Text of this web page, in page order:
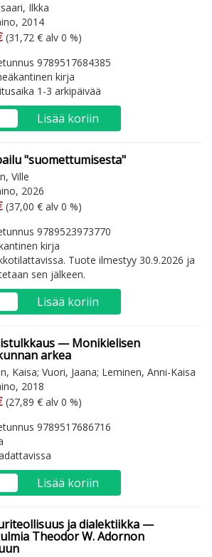
Ilkka
2014
hinta
Arvonlisäveroton hinta
(31,72 € alv 0 %)
9789517684385
kirja
1-3 arkipäivää
Lisää koriin
"suomettumisesta"
Ville
2026
hinta
Arvonlisäveroton hinta
(37,00 € alv 0 %)
9789523973770
kirja
Tuote ilmestyy 30.9.2026 ja
sen jälkeen.
Lisää koriin
— Monikielisen
arkea
Kaisa; Vuori, Jaana; Leminen, Anni-Kaisa
2018
hinta
Arvonlisäveroton hinta
(27,89 € alv 0 %)
9789517686716
Lisää koriin
ja dialektiikka —
Theodor W. Adornon